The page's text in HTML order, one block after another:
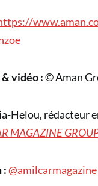
vidéo :© Aman
Helou, rédacteur
MAGAZINE
:@amilcarmagazine